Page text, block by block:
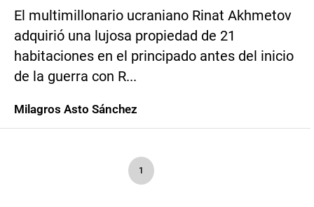
El multimillonario ucraniano Rinat Akhmetov
adquirió una lujosa propiedad de 21
habitaciones en el principado antes del inicio
de la guerra con R...
Milagros Asto Sánchez
1